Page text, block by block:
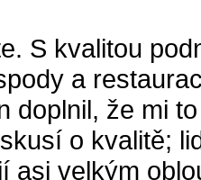
S kvalitou
a
doplnil, že mi
o kvalitě;
asi velkým